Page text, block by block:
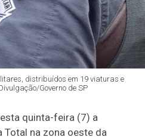
distribuídos em 19 viaturas e
Governo de SP
quinta-feira (7) a
Total na zona oeste da